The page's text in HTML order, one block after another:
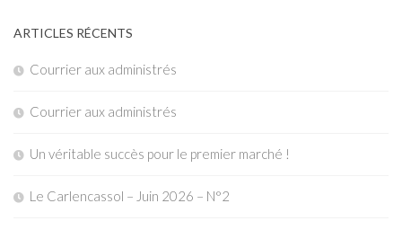
ARTICLES RÉCENTS
Courrier aux administrés
Courrier aux administrés
Un véritable succès pour le premier marché !
Le Carlencassol – Juin 2026 – N°2